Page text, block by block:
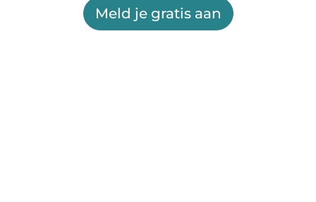
Meld je gratis aan